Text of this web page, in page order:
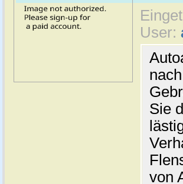
User:
Sie
von